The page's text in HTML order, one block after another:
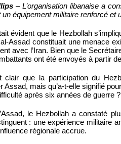
– L’organisation libanaise a
équipement militaire renforcé et
évident que le Hezbollah
Assad constituait une menace
avec l’Iran. Bien que le
ont été envoyés à partir
clair que la participation du
Assad, mais qu’a-t-elle signifié
après six années de guerre ?
le Hezbollah a constaté
: une expérience militaire
régionale accrue.